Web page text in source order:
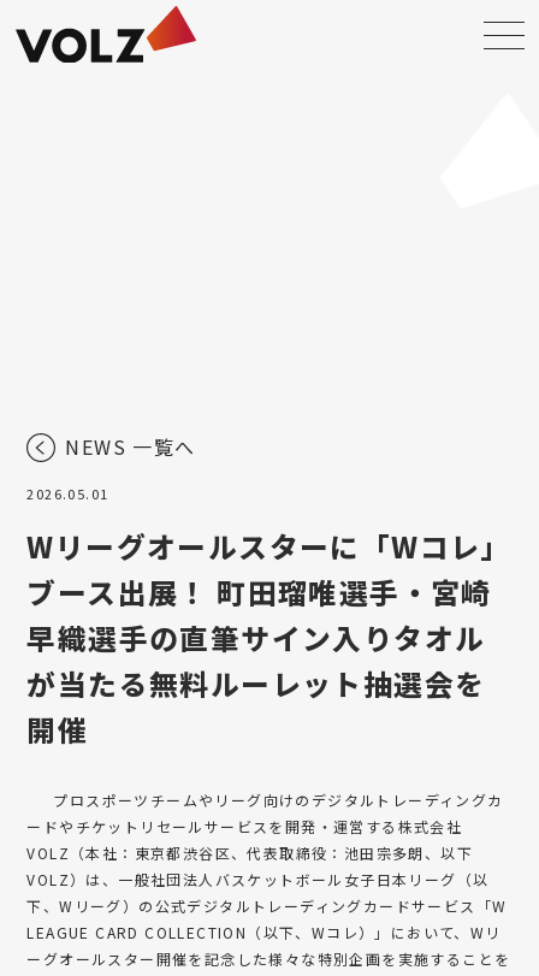
NEWS 一覧へ
2026.05.01
Wリーグオールスターに「Wコレ」
ブース出展！ 町田瑠唯選手・宮崎
早織選手の直筆サイン入りタオル
が当たる無料ルーレット抽選会を
開催
プロスポーツチームやリーグ向けのデジタルトレーディングカ
ードやチケットリセールサービスを開発・運営する株式会社
VOLZ（本社：東京都渋谷区、代表取締役：池田宗多朗、以下
VOLZ）は、一般社団法人バスケットボール女子日本リーグ（以
下、Wリーグ）の公式デジタルトレーディングカードサービス「W
LEAGUE CARD COLLECTION（以下、Wコレ）」において、Wリ
ーグオールスター開催を記念した様々な特別企画を実施することを